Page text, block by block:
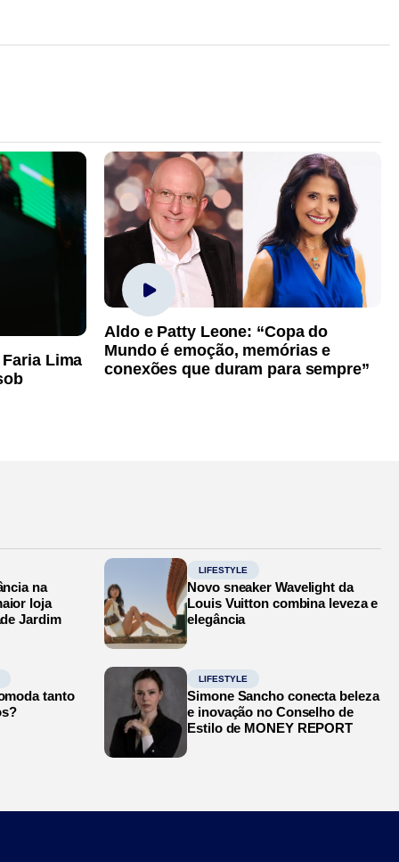
Lima
Aldo e Patty Leone: “Copa do
Mundo é emoção, memórias e
conexões que duram para sempre”
na
loja
Jardim
LIFESTYLE
Novo sneaker Wavelight da
Louis Vuitton combina leveza e
elegância
tanto
LIFESTYLE
Simone Sancho conecta beleza
e inovação no Conselho de
Estilo de MONEY REPORT